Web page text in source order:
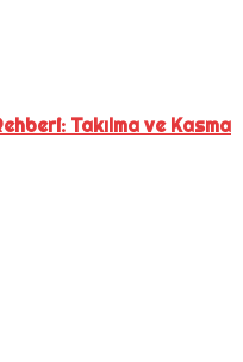
Takılma ve Kasma